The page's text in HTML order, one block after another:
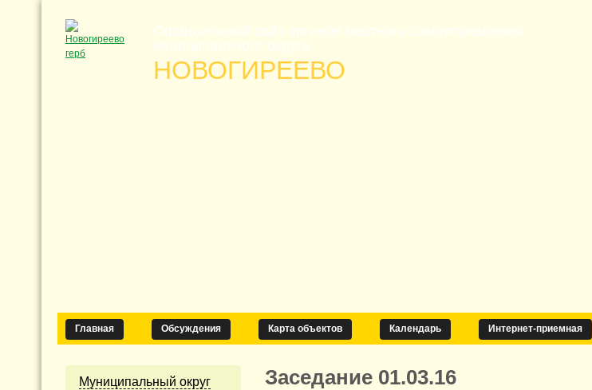
Официальный сайт органов местного самоуправления
муниципального округа
НОВОГИРЕЕВО
Главная Обсуждения Карта объектов Календарь Интернет-приемная
Муниципальный округ Заседание 01.03.16